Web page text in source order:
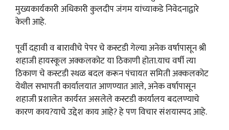
मुख्यकार्यकारी अधिकारी कुलदीप जंगम यांच्याकडे निवेदनाद्वारे
केली आहे.
पूर्वी दहावी व बारावीचे पेपर चे कस्टडी गेल्या अनेक वर्षापासून श्री
शहाजी हायस्कूल अक्कलकोट या ठिकाणी होता.याच वर्षी त्या
ठिकाण चे कस्टडी स्थळ बदल करून पंचायत समिती अक्कलकोट
येथील सभापती कार्यालयात आणण्यात आले, अनेक वर्षापासून
शहाजी प्रशालेत कार्यरत असलेले कस्टडी कार्यालय बदलण्याचे
कारण काय?याचे उद्देश काय आहे? हे पण विचार संशयास्पद आहे.